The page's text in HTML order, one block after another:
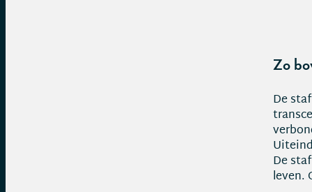
Zo
De
De
leven.